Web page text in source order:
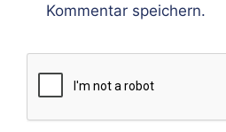
Kommentar speichern.